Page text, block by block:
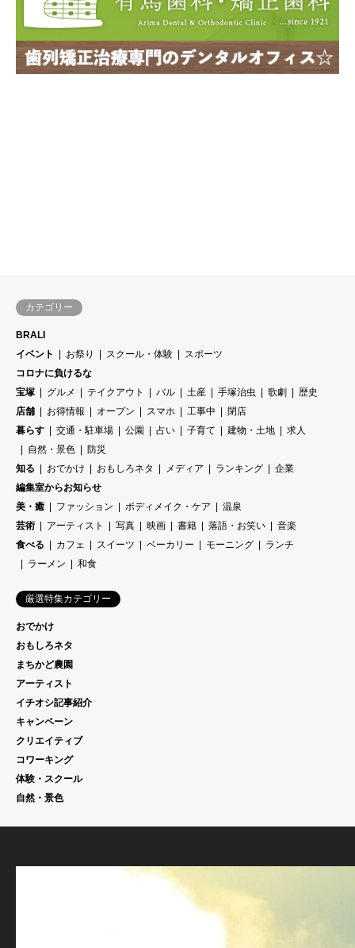
カテゴリー
BRALI
イベント
お祭り スクール・体験
スポーツ
コロナに負けるな
宝塚
グルメ テイクアウト バル 土産 手塚治虫 歌劇
歴史
店舗
お得情報 オープン スマホ 工事中
閉店
暮らす
交通・駐車場 公園 占い 子育て 建物・土地
求人
自然・景色
防災
知る
おでかけ おもしろネタ メディア ランキング
企業
編集室からお知らせ
美・癒
ファッション ボディメイク・ケア
温泉
芸術
アーティスト 写真 映画 書籍 落語・お笑い
音楽
食べる
カフェ スイーツ ベーカリー モーニング
ランチ
ラーメン
和食
厳選特集カテゴリー
おでかけ
おもしろネタ
まちかど農園
アーティスト
イチオシ記事紹介
キャンペーン
クリエイティブ
コワーキング
体験・スクール
自然・景色